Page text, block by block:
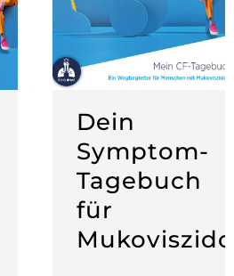
Dein
Symptom-
Tagebuch
für